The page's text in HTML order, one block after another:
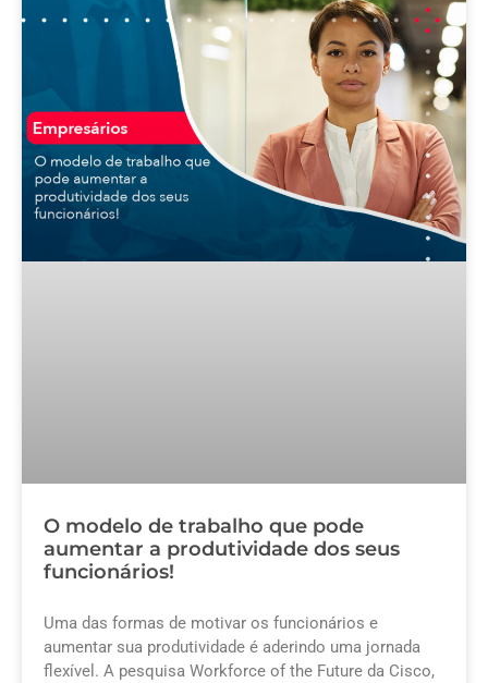
O modelo de trabalho que pode
aumentar a produtividade dos seus
funcionários!
Uma das formas de motivar os funcionários e
aumentar sua produtividade é aderindo uma jornada
flexível. A pesquisa Workforce of the Future da Cisco,